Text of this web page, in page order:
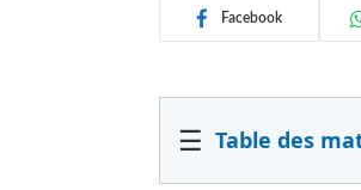
Facebook
☰ Table des